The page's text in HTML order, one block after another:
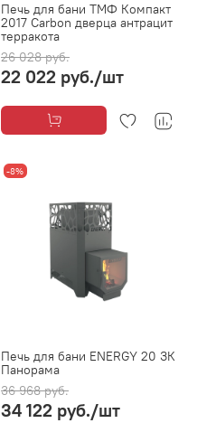
Печь для бани ТМФ Компакт
2017 Carbon дверца антрацит
терракота
26 028 руб.
22 022 руб./шт
-8%
Печь для бани ENERGY 20 ЗК
Панорама
36 968 руб.
34 122 руб./шт